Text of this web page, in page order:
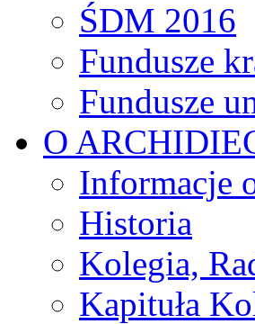
ŚDM 2016
Fundusze
Fundusze
O
Informacje
Historia
Kolegia,
Kapituła